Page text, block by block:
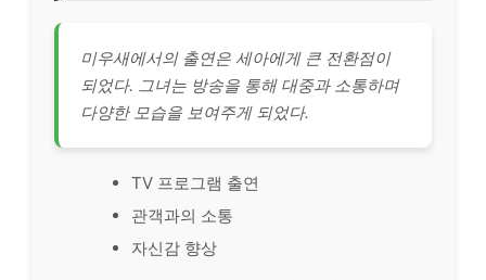
미우새에서의 출연은 세아에게 큰 전환점이
되었다. 그녀는 방송을 통해 대중과 소통하며
다양한 모습을 보여주게 되었다.
TV 프로그램 출연
관객과의 소통
자신감 향상